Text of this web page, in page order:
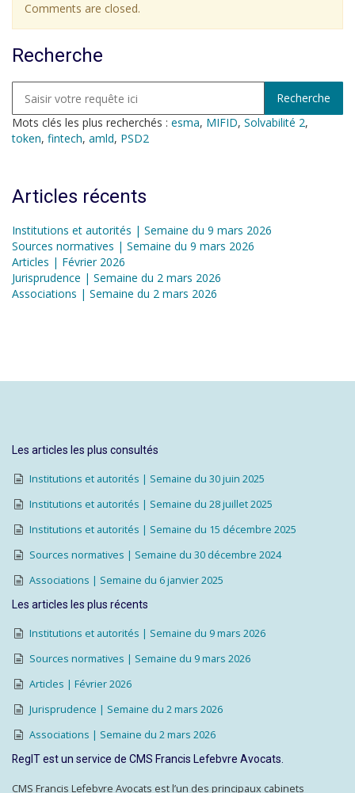
Comments are closed.
Recherche
Mots clés les plus recherchés : esma, MIFID, Solvabilité 2,
token, fintech, amld, PSD2
Articles récents
Institutions et autorités | Semaine du 9 mars 2026
Sources normatives | Semaine du 9 mars 2026
Articles | Février 2026
Jurisprudence | Semaine du 2 mars 2026
Associations | Semaine du 2 mars 2026
Les articles les plus consultés
Institutions et autorités | Semaine du 30 juin 2025
Institutions et autorités | Semaine du 28 juillet 2025
Institutions et autorités | Semaine du 15 décembre 2025
Sources normatives | Semaine du 30 décembre 2024
Associations | Semaine du 6 janvier 2025
Les articles les plus récents
Institutions et autorités | Semaine du 9 mars 2026
Sources normatives | Semaine du 9 mars 2026
Articles | Février 2026
Jurisprudence | Semaine du 2 mars 2026
Associations | Semaine du 2 mars 2026
RegIT est un service de CMS Francis Lefebvre Avocats.
CMS Francis Lefebvre Avocats est l’un des principaux cabinets